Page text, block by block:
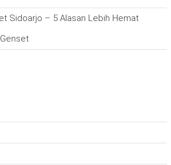
Sidoarjo – 5 Alasan Lebih Hemat